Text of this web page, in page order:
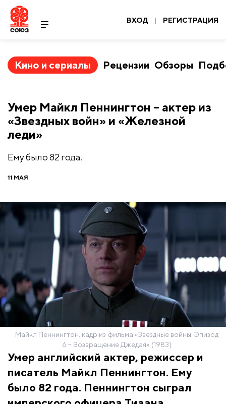
ВХОД | РЕГИСТРАЦИЯ
Кино и сериалы Рецензии Обзоры
Умер Майкл Пеннингтон – актер из
«Звездных войн» и «Железной
леди»
Ему было 82 года.
11 МАЯ
Майкл Пеннингтон, кадр из фильма «Звездные войны: Эпизод
6 – Возвращение Джедая» (1983)
Умер английский актер, режиссер и
писатель Майкл Пеннингтон. Ему
было 82 года. Пеннингтон сыграл